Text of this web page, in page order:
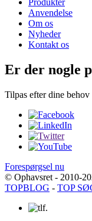
Produkter
Anvendelse
Om os
Nyheder
Kontakt os
Er der nogle
Tilpas efter dine
Forespørgsel nu
© Ophavsret - 2010-
TOPBLOG - TOP